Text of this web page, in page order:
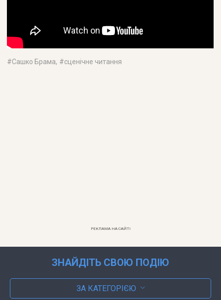
#Сашко Брама, #сценічне читання
РЕКЛАМА НА САЙТІ
ЗНАЙДІТЬ СВОЮ ПОДІЮ
ЗА КАТЕГОРІЄЮ